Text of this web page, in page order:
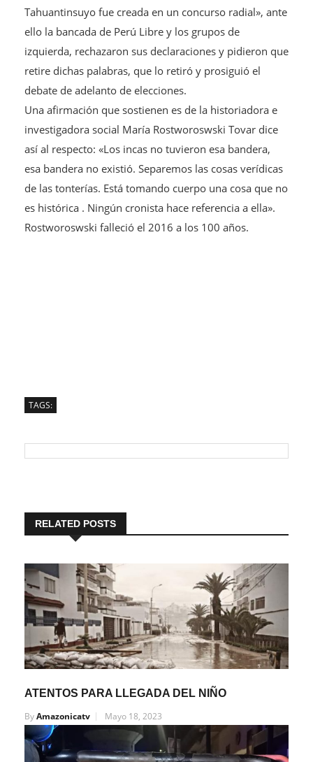
Tahuantinsuyo fue creada en un concurso radial», ante
ello la bancada de Perú Libre y los grupos de
izquierda, rechazaron sus declaraciones y pidieron que
retire dichas palabras, que lo retiró y prosiguió el
debate de adelanto de elecciones.
Una afirmación que sostienen es de la historiadora e
investigadora social María Rostworoswski Tovar dice
así al respecto: «Los incas no tuvieron esa bandera,
esa bandera no existió. Separemos las cosas verídicas
de las tonterías. Está tomando cuerpo una cosa que no
es histórica . Ningún cronista hace referencia a ella».
Rostworoswski falleció el 2016 a los 100 años.
TAGS:
RELATED POSTS
ATENTOS PARA LLEGADA DEL NIÑO
ByAmazonicatv Mayo 18, 2023